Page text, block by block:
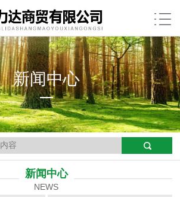
新闻中心
>>
新闻中心
NEWS